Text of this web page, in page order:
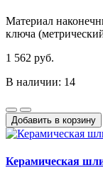
Материал
ключа
1 562 руб.
В наличии: 14
Добавить в корзину
Керамическая